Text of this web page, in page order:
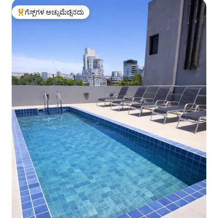
ಗೆಸ್ಟ್‌ಗಳಿಗೆ ಅತಿ ಹೆಚ್ಚು ಅಚ್ಚುಮೆಚ್ಚಿನದು
ಗೆಸ್ಟ್‌ಗಳ ಅಚ್ಚುಮೆಚ್ಚಿನದು